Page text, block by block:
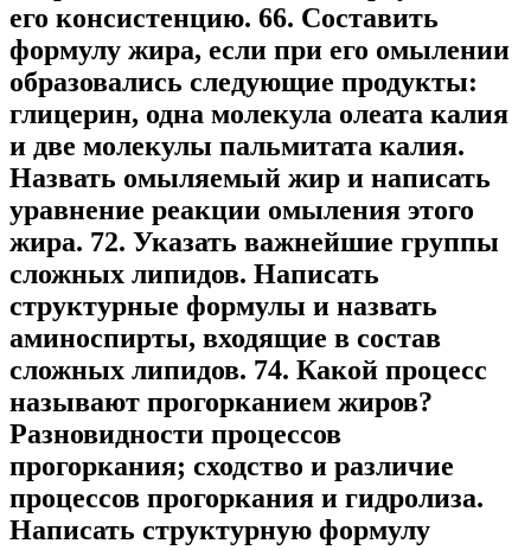
его консистенцию. 66. Составить
формулу жира, если при его омылении
образовались следующие продукты:
глицерин, одна молекула олеата калия
и две молекулы пальмитата калия.
Назвать омыляемый жир и написать
уравнение реакции омыления этого
жира. 72. Указать важнейшие группы
сложных липидов. Написать
структурные формулы и назвать
аминоспирты, входящие в состав
сложных липидов. 74. Какой процесс
называют прогорканием жиров?
Разновидности процессов
прогоркания; сходство и различие
процессов прогоркания и гидролиза.
Написать структурную формулу